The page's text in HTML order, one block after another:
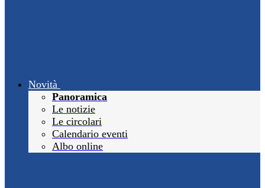
Novità
Panoramica
Le notizie
Le circolari
Calendario eventi
Albo online